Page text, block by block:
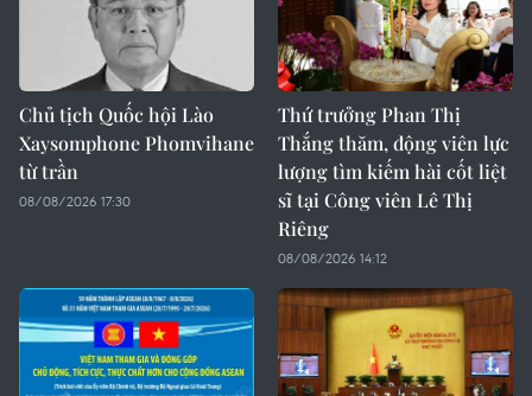
Chủ tịch Quốc hội Lào
Xaysomphone Phomvihane
từ trần
08/08/2026 17:30
Thứ trưởng Phan Thị
Thắng thăm, động viên lực
lượng tìm kiếm hài cốt liệt
sĩ tại Công viên Lê Thị
Riêng
08/08/2026 14:12